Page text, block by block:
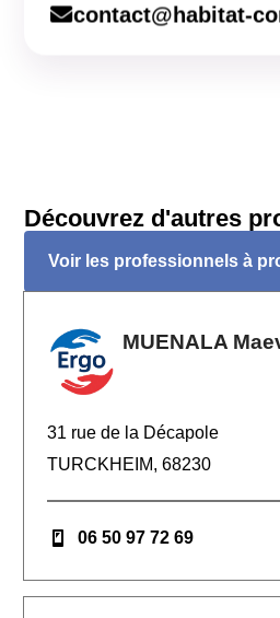
contact@habitat-
Découvrez d'autres
Voir les professionnels à
MUENALA
31 rue de la Décapole
TURCKHEIM, 68230
06 50 97 72 69